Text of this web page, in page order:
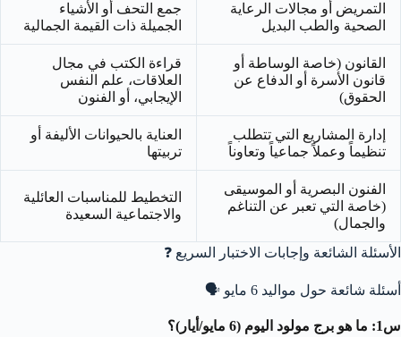
التمريض أو مجالات الرعاية
الصحية والطب البديل
جمع التحف أو الأشياء
الجميلة ذات القيمة الجمالية
القانون (خاصة الوساطة أو
قانون الأسرة أو الدفاع عن
الحقوق)
قراءة الكتب في مجال
العلاقات، علم النفس
الإيجابي، أو الفنون
إدارة المشاريع التي تتطلب
تنظيماً وعملاً جماعياً وتعاوناً
العناية بالحيوانات الأليفة أو
تربيتها
الفنون البصرية أو الموسيقى
(خاصة التي تعبر عن التناغم
والجمال)
التخطيط للمناسبات العائلية
والاجتماعية السعيدة
الأسئلة الشائعة وإجابات الاختبار السريع ❓
أسئلة شائعة حول مواليد 6 مايو 🗣️
س1: ما هو برج مولود اليوم (6 مايو/أيار)؟